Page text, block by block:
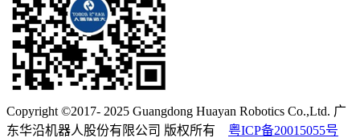
Copyright ©2017- 2025 Guangdong Huayan Robotics Co.,Ltd. 广
东华沿机器人股份有限公司 版权所有 粤ICP备20015055号